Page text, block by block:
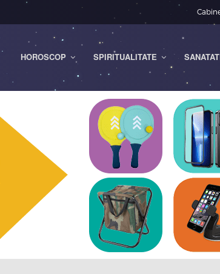
HOROSCOP SPIRITUALITATE